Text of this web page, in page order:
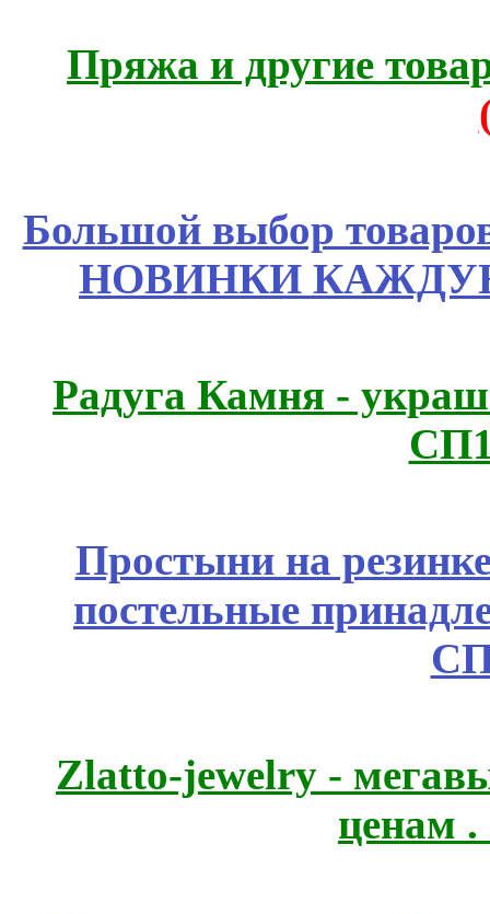
Пряжа и другие
Большой выбор
НОВИНКИ
Радуга Камня -
Простыни на
постельные
Zlatto-jewelry -
ценам